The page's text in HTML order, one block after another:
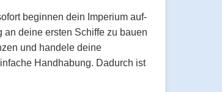
beginnen dein Imperium auf-
deine ersten Schiffe zu bauen
und handele deine
Handhabung. Dadurch ist